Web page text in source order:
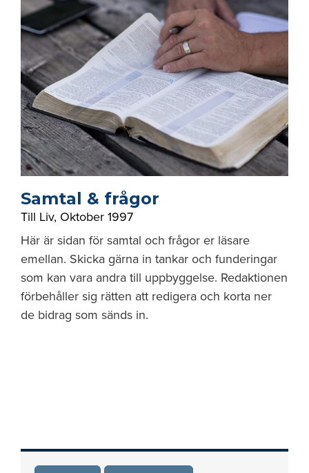
Samtal & frågor
Till Liv, Oktober 1997
Här är sidan för samtal och frågor er läsare
emellan. Skicka gärna in tankar och funderingar
som kan vara andra till uppbyggelse. Redaktionen
förbehåller sig rätten att redigera och korta ner
de bidrag som sänds in.